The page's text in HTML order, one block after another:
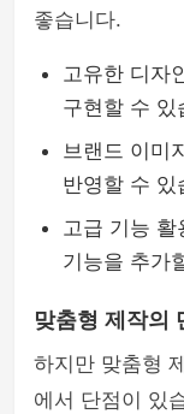
좋습니다.
고유한 디자
구현할 수 있
브랜드 이미
반영할 수 있
고급 기능
기능을 추가
맞춤형 제작의
하지만 맞춤형
에서 단점이 있